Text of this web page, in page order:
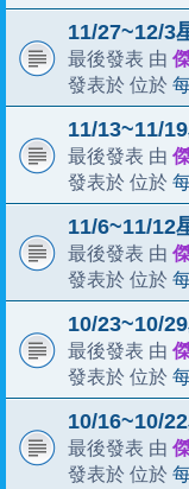
11/27~12/3
最後發表 由
發表於 位於
11/13~11/
最後發表 由
發表於 位於
11/6~11/12
最後發表 由
發表於 位於
10/23~10/
最後發表 由
發表於 位於
10/16~10/
最後發表 由
發表於 位於